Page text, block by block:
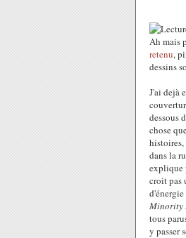
Ah mais
retenu,
dessins
J'ai dejà
dessous
chose
histoires,
dans la
explique
croit pas
Minority
tous
y passer